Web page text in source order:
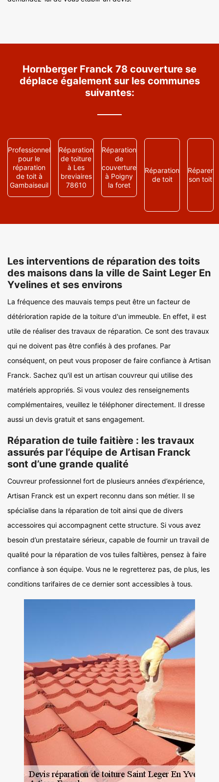
Hornberger Franck 78 couverture se
déplace également sur les communes
suivantes:
Professionnel
pour le
réparation
de toit à
Gambaiseuil
Réparation
de toiture
à Les
breviaires
78610
Réparation
de
couverture
à Poigny
la foret
Réparation
de toit
Réparer
son toit
Les interventions de réparation des toits
des maisons dans la ville de Saint Leger En
Yvelines et ses environs
La fréquence des mauvais temps peut être un facteur de
détérioration rapide de la toiture d'un immeuble. En effet, il est
utile de réaliser des travaux de réparation. Ce sont des travaux
qui ne doivent pas être confiés à des profanes. Par
conséquent, on peut vous proposer de faire confiance à Artisan
Franck. Sachez qu'il est un artisan couvreur qui utilise des
matériels appropriés. Si vous voulez des renseignements
complémentaires, veuillez le téléphoner directement. Il dresse
aussi un devis gratuit et sans engagement.
Réparation de tuile faitière : les travaux
assurés par l’équipe de Artisan Franck
sont d’une grande qualité
Couvreur professionnel fort de plusieurs années d’expérience,
Artisan Franck est un expert reconnu dans son métier. Il se
spécialise dans la réparation de toit ainsi que de divers
accessoires qui accompagnent cette structure. Si vous avez
besoin d’un prestataire sérieux, capable de fournir un travail de
qualité pour la réparation de vos tuiles faîtières, pensez à faire
confiance à son équipe. Vous ne le regretterez pas, de plus, les
conditions tarifaires de ce dernier sont accessibles à tous.